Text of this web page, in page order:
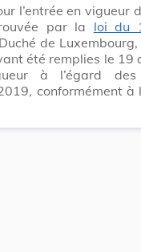
l’entrée en vigueur
par la loi du
de
été remplies le 19
à l’égard des
conformément à